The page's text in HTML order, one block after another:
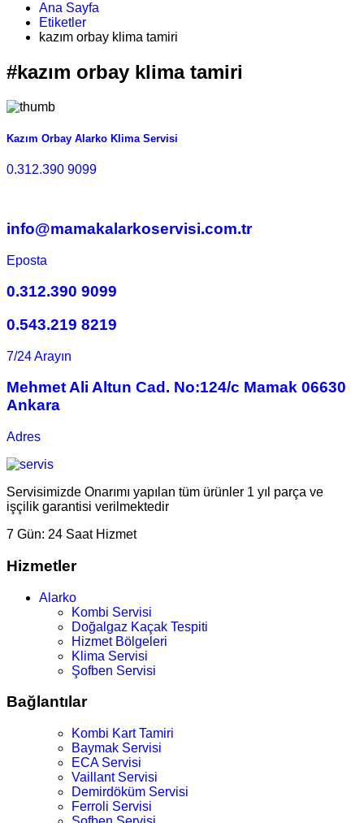
Ana Sayfa
Etiketler
kazım orbay klima tamiri
#kazım orbay klima tamiri
Kazım Orbay Alarko Klima Servisi
0.312.390 9099
info@mamakalarkoservisi.com.tr
Eposta
0.312.390 9099
0.543.219 8219
7/24 Arayın
Mehmet Ali Altun Cad. No:124/c Mamak 06630
Ankara
Adres
Servisimizde Onarımı yapılan tüm ürünler 1 yıl parça ve
işçilik garantisi verilmektedir
7 Gün: 24 Saat Hizmet
Hizmetler
Alarko
Kombi Servisi
Doğalgaz Kaçak Tespiti
Hizmet Bölgeleri
Klima Servisi
Şofben Servisi
Bağlantılar
Kombi Kart Tamiri
Baymak Servisi
ECA Servisi
Vaillant Servisi
Demirdöküm Servisi
Ferroli Servisi